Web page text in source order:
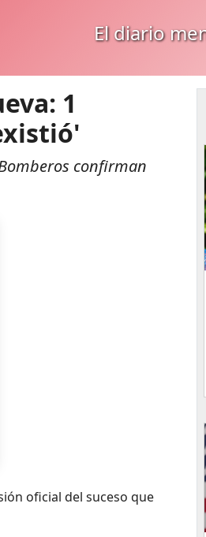
El diario
1
confirman
oficial del suceso que